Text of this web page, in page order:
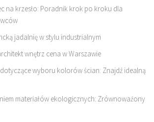
na krzesło: Poradnik krok po kroku dla
jadalnię w stylu industrialnym
wnętrz cena w Warszawie
wyboru kolorów ścian: Znajdź idealną
materiałów ekologicznych: Zrównoważony